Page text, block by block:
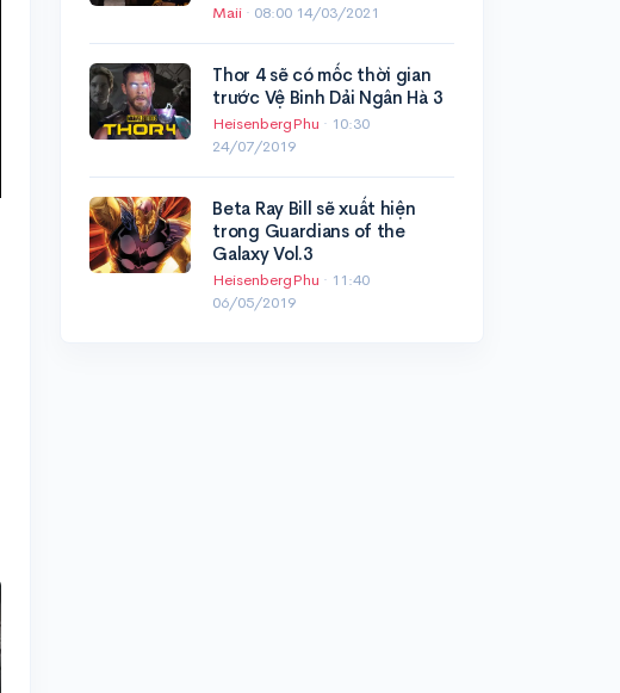
Maii · 08:00 14/03/2021
Thor 4 sẽ có mốc thời gian
trước Vệ Binh Dải Ngân Hà 3
HeisenbergPhu · 10:30
24/07/2019
Beta Ray Bill sẽ xuất hiện
trong Guardians of the
Galaxy Vol.3
HeisenbergPhu · 11:40
06/05/2019